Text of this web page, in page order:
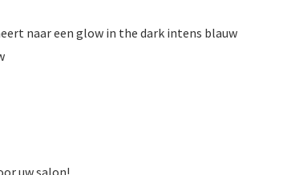
naar een glow in the dark intens blauw
uw salon!